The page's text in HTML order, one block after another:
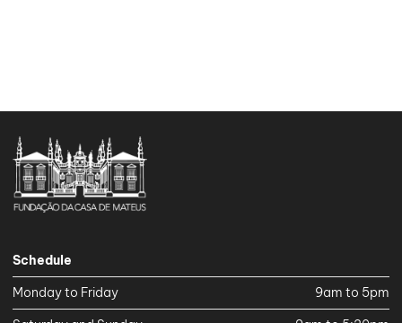
Schedule
Monday to Friday
9am to 5pm